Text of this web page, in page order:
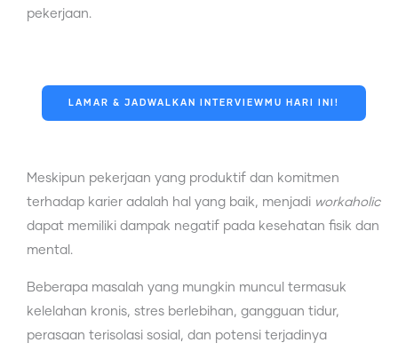
pekerjaan.
LAMAR & JADWALKAN INTERVIEWMU HARI INI!
Meskipun pekerjaan yang produktif dan komitmen
terhadap karier adalah hal yang baik, menjadi workaholic
dapat memiliki dampak negatif pada kesehatan fisik dan
mental.
Beberapa masalah yang mungkin muncul termasuk
kelelahan kronis, stres berlebihan, gangguan tidur,
perasaan terisolasi sosial, dan potensi terjadinya